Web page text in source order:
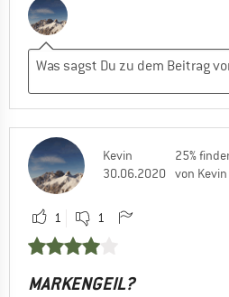
Kevin
30.06.2020
25%
von
1 1
MARKENGEIL?